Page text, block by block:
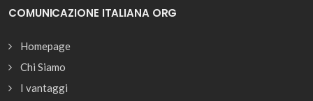
COMUNICAZIONE ITALIANA ORG
Homepage
Chi Siamo
I vantaggi